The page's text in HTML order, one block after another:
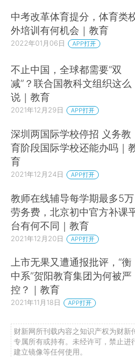
中考改革体育提分，体育类
外培训有何机会｜教育
2022年01月06日 APP打开
不止中国，全球都需要“双
减”？联合国教科文组织这么
说｜教育
2021年12月29日 APP打开
深圳两国际学校停招 义务教
育阶段国际学校还能办吗｜
育
2021年12月24日 APP打开
教师在线辅导每学期最多5万
劳务费，北京初中官方补课
台有何不同｜教育
2021年12月20日 APP打开
上市无果又遭通报批评，“衡
中系”贺阳教育集团为何被严
控？｜教育
2021年11月18日 APP打开
财新网所刊载内容之知识产权为财新
专属所有或持有。未经许可，禁止进
建立镜像等任何使用。